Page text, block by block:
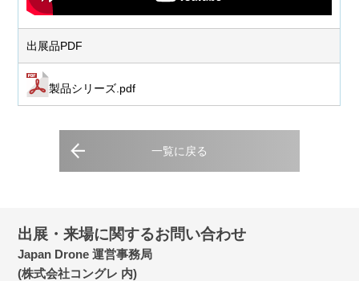
出展品PDF
製品シリーズ.pdf
一覧に戻る
出展・来場に関するお問い合わせ
Japan Drone 運営事務局
(株式会社コングレ 内)